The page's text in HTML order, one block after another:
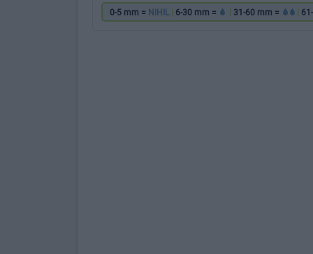
0-5 mm = NIHIL | 6-30 mm = | 31-60 mm = |